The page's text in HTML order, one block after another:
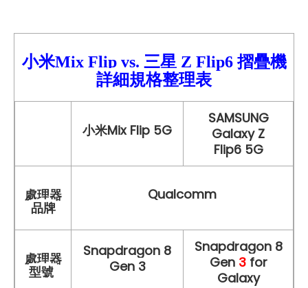
小米Mix Flip vs. 三星 Z Flip6 摺疊機
詳細規格整理表
小米Mix Flip 5G
SAMSUNG
Galaxy Z
Flip6 5G
處理器
品牌
Qualcomm
處理器
型號
Snapdragon 8
Gen 3
Snapdragon 8
Gen 3for
Galaxy